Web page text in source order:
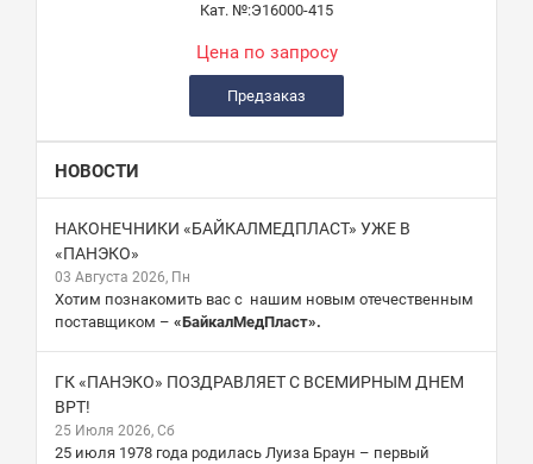
Кат. №:Э16000-415
Цена по запросу
Предзаказ
НОВОСТИ
НАКОНЕЧНИКИ «БАЙКАЛМЕДПЛАСТ» УЖЕ В
«ПАНЭКО»
03 Августа 2026, Пн
Хотим познакомить вас с нашим новым отечественным
поставщиком – «БайкалМедПласт».
ГК «ПАНЭКО» ПОЗДРАВЛЯЕТ С ВСЕМИРНЫМ ДНЕМ
ВРТ!
25 Июля 2026, Сб
25 июля 1978 года родилась Луиза Браун – первый